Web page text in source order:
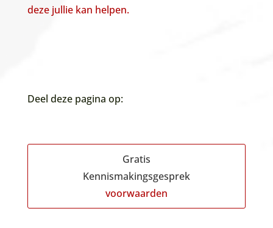
deze jullie kan helpen.
Deel deze pagina op:
Gratis
Kennismakingsgesprek
voorwaarden